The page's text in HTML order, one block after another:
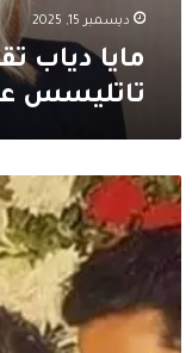
ديسمبر 15, 2025
مايا دياب
تاتليسس
وداعاً
إيمان
إمام…
شقيقة
إمام
وأرملة